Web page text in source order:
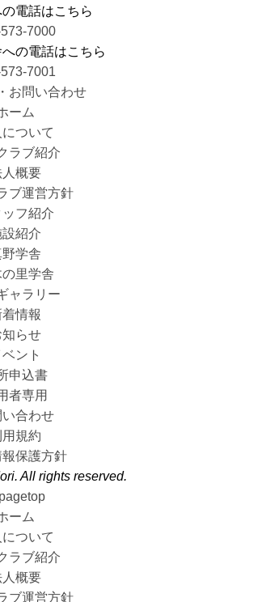
電話はこちら
7000
の電話はこちら
7001
ーム
ついて
ラブ紹介
人概要
ブ運営方針
ッフ紹介
紹介
学舎
里学舎
ャラリー
着情報
知らせ
ント
申込書
者専用
い合わせ
規約
保護方針
All rights reserved.
ーム
ついて
ラブ紹介
人概要
ブ運営方針